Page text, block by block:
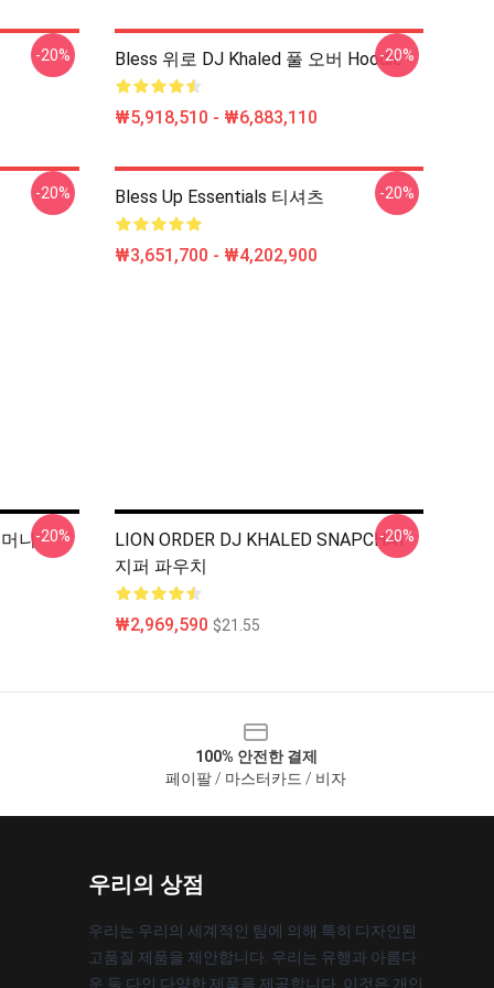
-20% Bless 위로 DJ Khaled 풀 오버 Hoodie
₩5,918,510 - ₩6,883,110
-20%
-20% Bless Up Essentials 티셔츠
₩3,651,700 - ₩4,202,900
-20%
니-20%
LION ORDER DJ KHALED SNAPCHAT
지퍼 파우치
₩2,969,590 $21.55
-20%
100% 안전한 결제
페이팔 / 마스터카드 / 비자
우리의 상점
우리는 우리의 세계적인 팀에 의해 특히 디자인된
고품질 제품을 제안합니다. 우리는 유행과 아름다
운 둘 다인 다양한 제품을 제공합니다. 이것은 개인